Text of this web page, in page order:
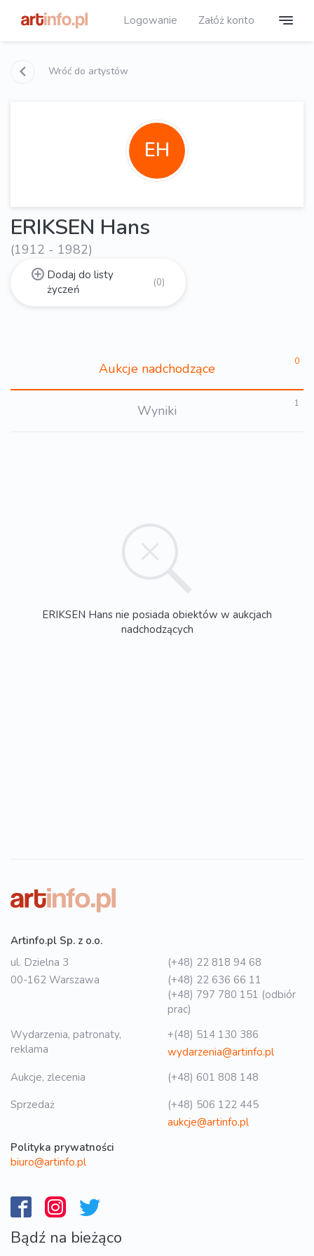
Logowanie Załóż konto
Wróć do artystów
EH
ERIKSEN Hans
(1912 - 1982)
Dodaj do listy
życzeń
(0)
Aukcje nadchodzące 0
Wyniki 1
ERIKSEN Hans nie posiada obiektów w aukcjach
nadchodzących
Artinfo.pl Sp. z o.o.
ul. Dzielna 3
00-162 Warszawa
(+48) 22 818 94 68
(+48) 22 636 66 11
(+48) 797 780 151 (odbiór
prac)
Wydarzenia, patronaty,
reklama
+(48) 514 130 386
wydarzenia@artinfo.pl
Aukcje, zlecenia
(+48) 601 808 148
Sprzedaż
(+48) 506 122 445
aukcje@artinfo.pl
Polityka prywatności
biuro@artinfo.pl
Bądź na bieżąco